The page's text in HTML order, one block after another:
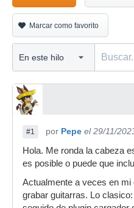
Marcar como favorito
#1 por Pepe el 29/11/
Hola. Me ronda la cabeza
es posible o puede que
Actualmente a veces en
grabar guitarras. Lo